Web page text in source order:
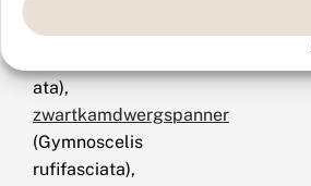
(Chloroclystis
ata),
zwartkamdwergspanner
(Gymnoscelis
rufifasciata),